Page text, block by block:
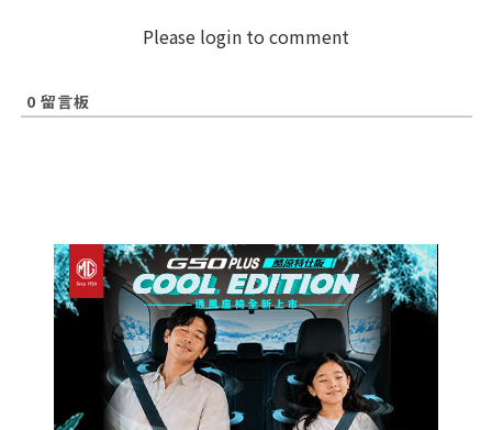
Please login to comment
0 留言板